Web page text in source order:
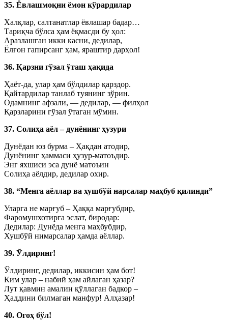
35. Ёвлашмоқни ёмон кўрардилар
Халқлар, салтанатлар ёвлашар бадар…
Тариқча бўлса ҳам ёқмасди бу ҳол:
Аразлашган икки касни, дедилар,
Ёлғон гапирсанг ҳам, яраштир дарҳол!
36. Қарзни гўзал ўташ ҳақида
Ҳаёт-да, улар ҳам бўлдилар қарздор.
Қайтардилар танлаб туянинг зўрин.
Одамнинг афзали, — дедилар, — филҳол
Қарзларини гўзал ўтаган мўмин.
37. Солиҳа аёл – дунёнинг ҳузури
Дунёдан юз бурма – Ҳақдан атодир,
Дунёнинг ҳаммаси ҳузур-матоъдир.
Энг яхшиси эса дунё матоъин
Солиҳа аёлдир, дедилар охир.
38. “Менга аёллар ва хушбўй нарсалар маҳбуб қилинди”
Уларга не марғуб – Ҳаққа марғубдир,
Фаромушхотирга эслат, биродар:
Дедилар: Дунёда менга маҳбубдир,
Хушбўй нимарсалар ҳамда аёллар.
39. Ўлдиринг!
Ўлдиринг, дедилар, иккисин ҳам бот!
Ким улар – набий ҳам айлаган ҳазар?
Лут қавмин амалин қўллаган бадкор –
Ҳаддини билмаган манфур! Алҳазар!
40. Огоҳ бўл!